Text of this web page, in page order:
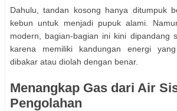
Dahulu, tandan kosong hanya ditumpuk
kebun untuk menjadi pupuk alami.
modern, bagian-bagian ini kini dipandang
karena memiliki kandungan energi
dibakar atau diolah dengan benar.
Menangkap Gas dari Air
Pengolahan